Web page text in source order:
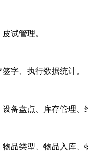
试管理。
字、执行数据统计。
备盘点、库存管理、
品类型、物品入库